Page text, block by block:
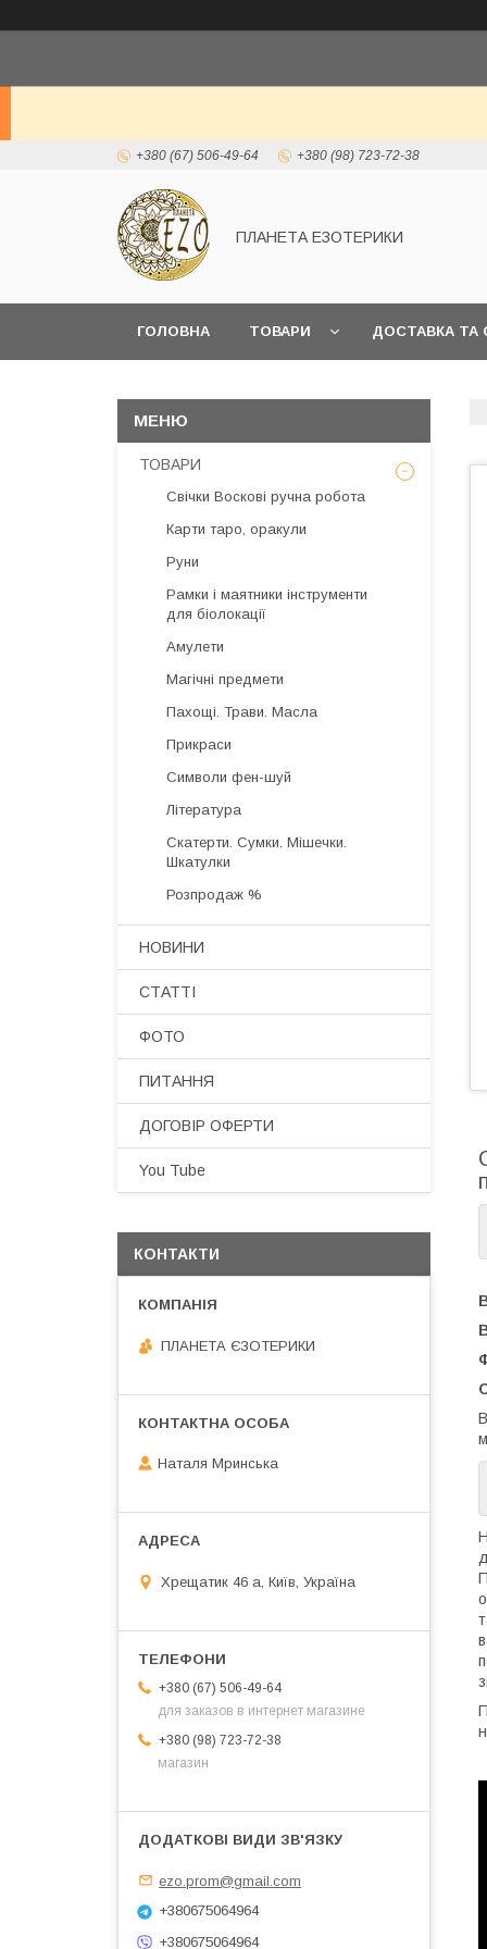
+380 (67) 506-49-64 +380 (98) 723-72-38
ПЛАНЕТА ЕЗОТЕРИКИ
ГОЛОВНА ТОВАРИ ДОСТАВКА ТА
ТОВАРИ
Свічки Воскові ручна робота
Карти таро, оракули
Руни
Рамки і маятники інструменти
для біолокації
Амулети
Магічні предмети
Пахощі. Трави. Масла
Прикраси
Символи фен-шуй
Література
Скатерти. Сумки. Мішечки.
Шкатулки
Розпродаж %
НОВИНИ
СТАТТІ
ФОТО
ПИТАННЯ
ДОГОВІР ОФЕРТИ
You Tube
КОНТАКТИ
ПЛАНЕТА ЄЗОТЕРИКИ
Наталя Мринська
Хрещатик 46 а, Київ, Україна
+380 (67) 506-49-64
для заказов в интернет магазине
+380 (98) 723-72-38
магазин
ezo.prom@gmail.com
+380675064964
+380675064964